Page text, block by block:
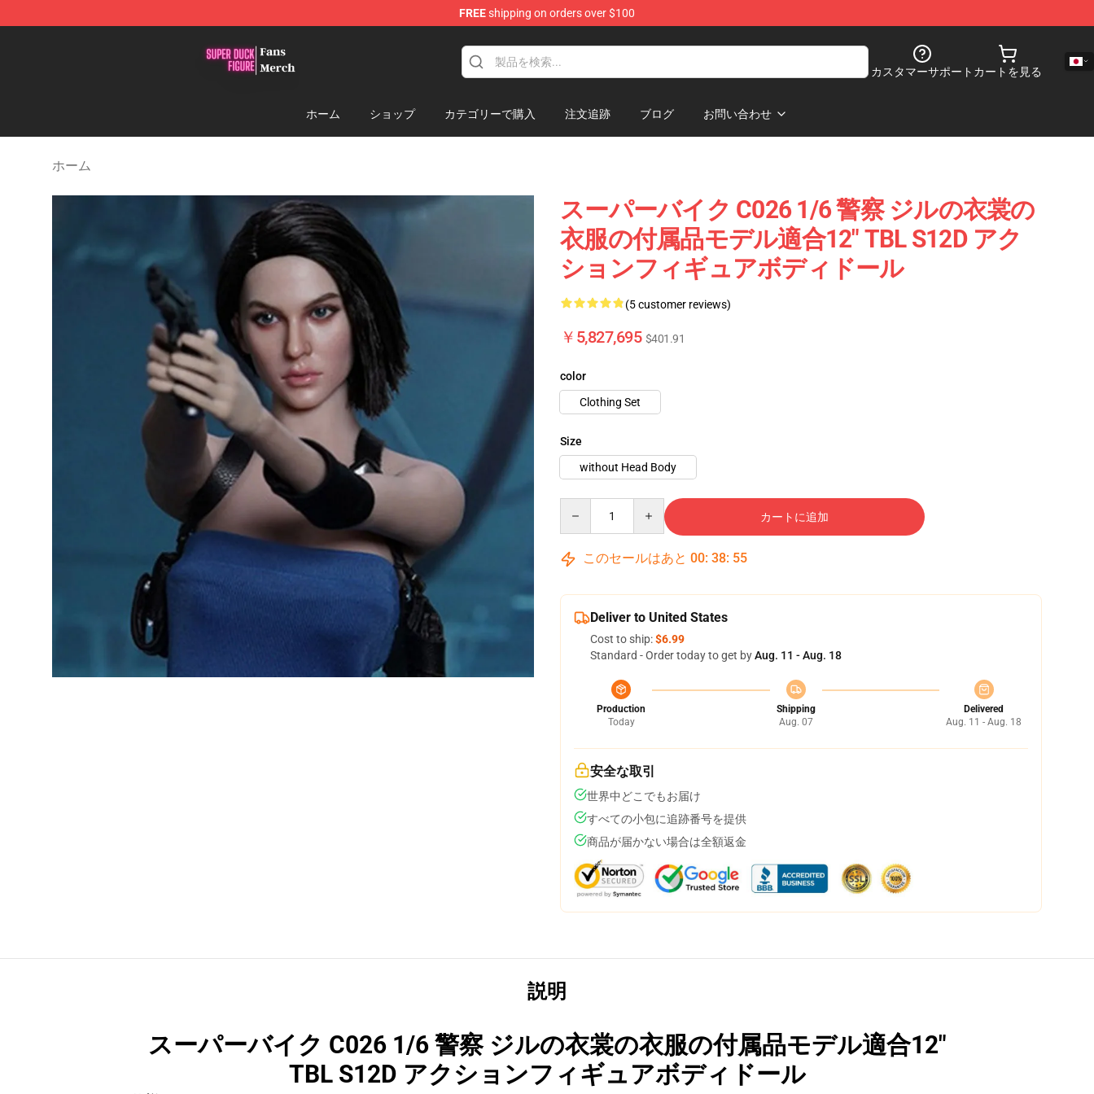
FREEshipping on orders over $100
カスタマーサポート カートを見る
ホーム ショップ カテゴリーで購入 注文追跡 ブログ お問い合わせ
ホーム
スーパーバイク C026 1/6 警察 ジルの衣裳の
衣服の付属品モデル適合12" TBL S12D アク
ションフィギュアボディドール
(5 customer reviews)
￥5,827,695 $401.91
color
Clothing Set
Size
without Head Body
カートに追加
このセールはあと 00: 38: 54
Deliver to United States
Cost to ship:$6.99
Standard - Order today to get byAug. 11 - Aug. 18
Production
Today
Shipping
Aug. 07
Delivered
Aug. 11 - Aug. 18
安全な取引
世界中どこでもお届け
すべての小包に追跡番号を提供
商品が届かない場合は全額返金
説明
スーパーバイク C026 1/6 警察 ジルの衣裳の衣服の付属品モデル適合12"
TBL S12D アクションフィギュアボディドール